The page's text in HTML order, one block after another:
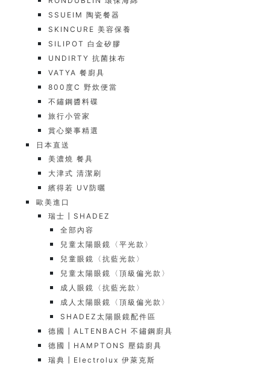
SSUEIM 陶瓷餐器
SKINCURE 美容保養
SILIPOT 白金矽膠
UNDIRTY 抗菌抹布
VATYA 餐廚具
800度C 野炊便當
不鏽鋼醬料碟
旅行小管家
賞心樂事精選
日本直送
美濃燒 餐具
大津式 清潔刷
繽得若 UV防曬
歐美進口
瑞士┃SHADEZ
全部內容
兒童太陽眼鏡〈平光款〉
兒童眼鏡〈抗藍光款〉
兒童太陽眼鏡〈頂級偏光款〉
成人眼鏡〈抗藍光款〉
成人太陽眼鏡〈頂級偏光款〉
SHADEZ太陽眼鏡配件區
德國┃ALTENBACH 不鏽鋼廚具
德國┃HAMPTONS 壓鑄廚具
瑞典┃Electrolux 伊萊克斯